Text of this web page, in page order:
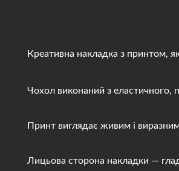
Креативна накладка з принтом,
Чохол виконаний з еластичного,
Принт виглядає живим і виразним
Лицьова сторона накладки —